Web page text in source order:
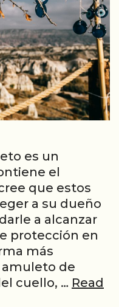
es un
el
que estos
a su dueño
a alcanzar
protección en
más
de
cuello, … Read